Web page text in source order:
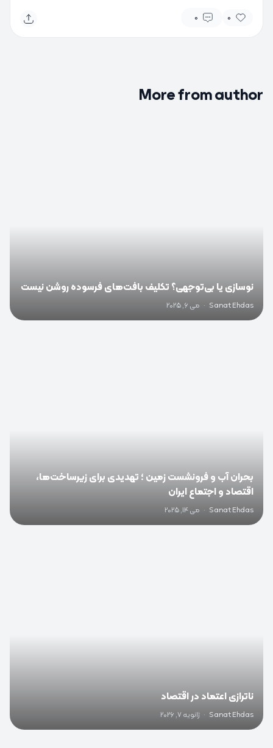
0
0
More from author
نوسازی یا بی‌توجهی؟ تکلیف بافت‌های فرسوده روشن نیست
Sanat Ehdas
· می 6, 2025
بحران آب و فرونشست زمین ؛ تهدیدی برای زیرساخت‌ها،
اقتصاد و اجتماع ایران
Sanat Ehdas
· می 14, 2025
ناترازی اعتماد در اقتصاد
Sanat Ehdas
· ژانویه 7, 2026